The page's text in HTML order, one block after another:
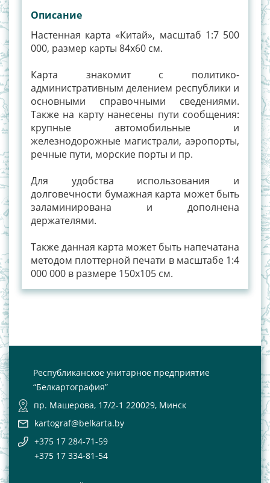
Описание
Настенная карта «Китай», масштаб 1:7 500
000, размер карты 84х60 см.
Карта знакомит с политико-
административным делением республики и
основными справочными сведениями.
Также на карту нанесены пути сообщения:
крупные автомобильные и
железнодорожные магистрали, аэропорты,
речные пути, морские порты и пр.
Для удобства использования и
долговечности бумажная карта может быть
заламинирована и дополнена
держателями.
Также данная карта может быть напечатана
методом плоттерной печати в масштабе 1:4
000 000 в размере 150х105 см.
Республиканское унитарное предприятие
“Белкартография”
пр. Машерова, 17/2-1 220029, Минск
kartograf@belkarta.by
+375 17 284-71-59
+375 17 334-81-54